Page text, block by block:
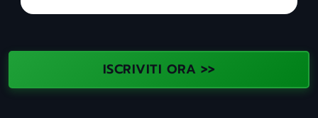
ISCRIVITI ORA >>